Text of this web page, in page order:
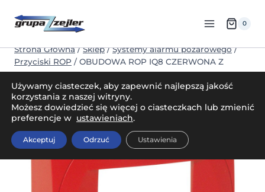
0
Strona Główna / Sklep / Systemy alarmu pożarowego /
Przyciski ROP / OBUDOWA ROP IQ8 CZERWONA Z
SZYBKĄ
Używamy ciasteczek, aby zapewnić najlepszą jakość
korzystania z naszej witryny.
Możesz dowiedzieć się więcej o ciasteczkach lub zmienić
preferencje w ustawieniach.
Akceptuj Odrzuć Ustawienia